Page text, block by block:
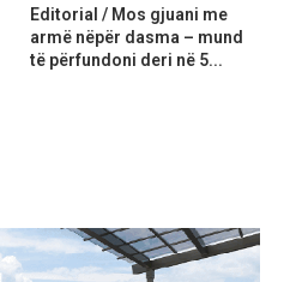
Editorial / Mos gjuani me
armë nëpër dasma – mund
të përfundoni deri në 5...